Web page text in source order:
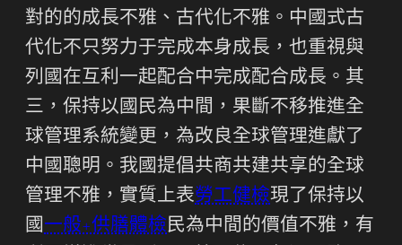
對的的成長不雅、古代化不雅。中國式古
代化不只努力于完成本身成長，也重視與
列國在互利一起配合中完成配合成長。其
三，保持以國民為中間，果斷不移推進全
球管理系統變更，為改良全球管理進獻了
中國聰明。我國提倡共商共建共享的全球
管理不雅，實質上表勞工健檢現了保持以
國一般+供膳體檢民為中間的價值不雅，有